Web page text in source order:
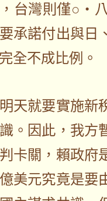
台灣則僅○・
承諾付出與日
全不成比例。
天就要實施新
。因此，我方
卡關，賴政府
美元究竟是要